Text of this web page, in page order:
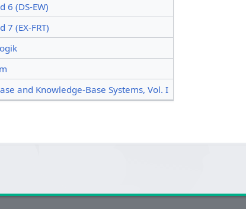
6 (DS-EW)
(EX-FRT)
and Knowledge-Base Systems, Vol. I